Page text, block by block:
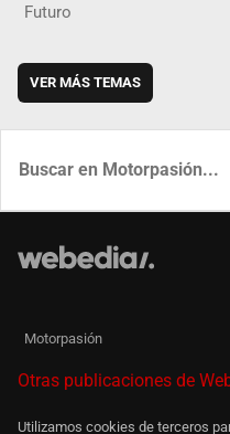
Futuro
VER MÁS TEMAS
Motorpasión
Otras publicaciones de
Utilizamos cookies de terceros